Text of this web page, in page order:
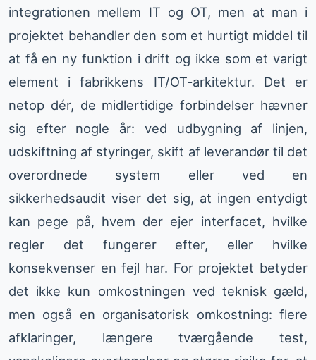
integrationen mellem IT og OT, men at man i
projektet behandler den som et hurtigt middel til
at få en ny funktion i drift og ikke som et varigt
element i fabrikkens IT/OT-arkitektur. Det er
netop dér, de midlertidige forbindelser hævner
sig efter nogle år: ved udbygning af linjen,
udskiftning af styringer, skift af leverandør til det
overordnede system eller ved en
sikkerhedsaudit viser det sig, at ingen entydigt
kan pege på, hvem der ejer interfacet, hvilke
regler det fungerer efter, eller hvilke
konsekvenser en fejl har. For projektet betyder
det ikke kun omkostningen ved teknisk gæld,
men også en organisatorisk omkostning: flere
afklaringer, længere tværgående test,